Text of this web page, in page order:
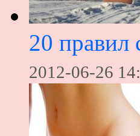
20 правил
2012-06-26